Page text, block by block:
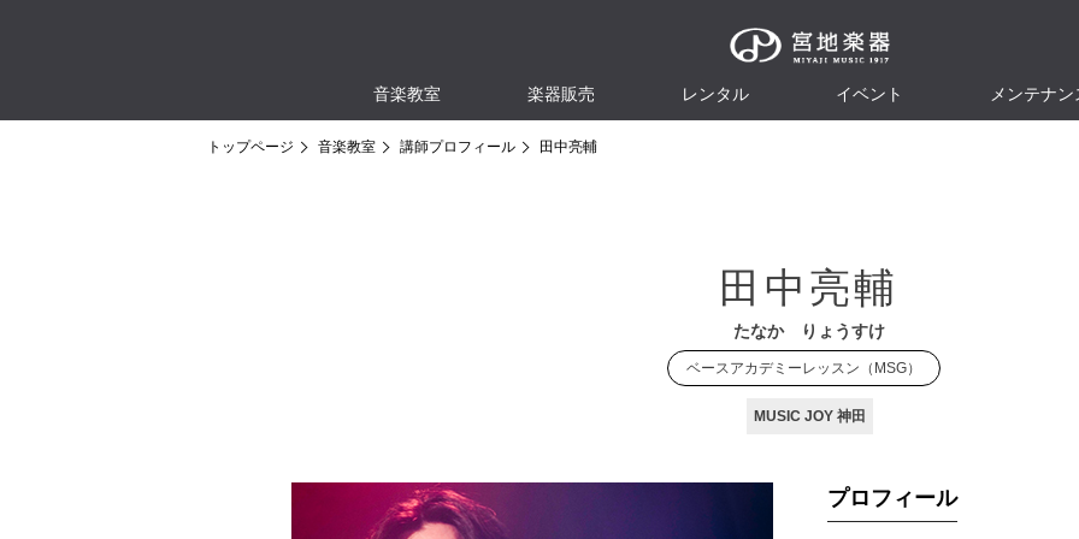
音楽教室 楽器販売 レンタル イベント メンテナン
トップページ 音楽教室 講師プロフィール 田中亮輔
田中亮輔
たなか りょうすけ
ベースアカデミーレッスン（MSG）
MUSIC JOY 神田
プロフィール